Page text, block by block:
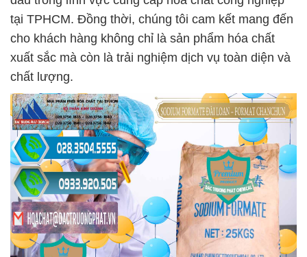
tại TPHCM. Đồng thời, chúng tôi cam kết mang đến
cho khách hàng không chỉ là sản phẩm hóa chất
xuất sắc mà còn là trải nghiệm dịch vụ toàn diện và
chất lượng.